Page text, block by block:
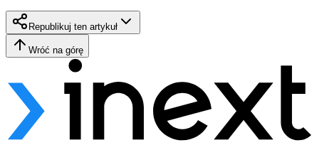
Republikuj ten artykuł
Wróć na górę